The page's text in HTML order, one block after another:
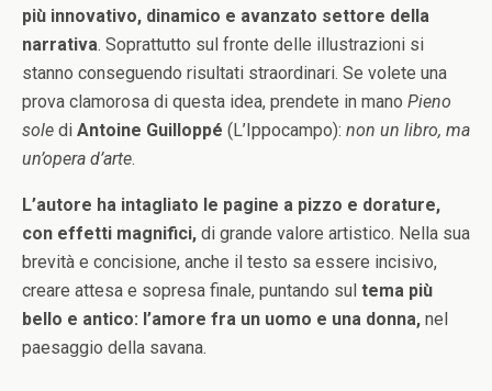
più innovativo, dinamico e avanzato settore della
narrativa. Soprattutto sul fronte delle illustrazioni si
stanno conseguendo risultati straordinari. Se volete una
prova clamorosa di questa idea, prendete in mano Pieno
sole di Antoine Guilloppé (L’Ippocampo): non un libro, ma
un’opera d’arte.
L’autore ha intagliato le pagine a pizzo e dorature,
con effetti magnifici, di grande valore artistico. Nella sua
brevità e concisione, anche il testo sa essere incisivo,
creare attesa e sopresa finale, puntando sul tema più
bello e antico: l’amore fra un uomo e una donna, nel
paesaggio della savana.